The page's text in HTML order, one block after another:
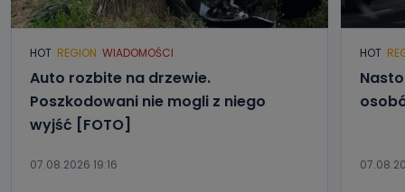
HOT REGION WIADOMOŚCI
Auto rozbite na drzewie.
Poszkodowani nie mogli z niego
wyjść [FOTO]
07.08.2026 19:16
HOT